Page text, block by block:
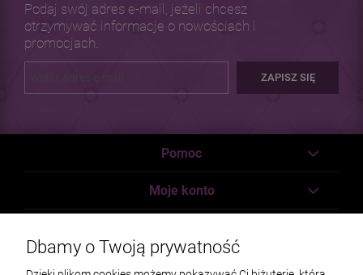
Podaj swój adres e-mail, jeżeli chcesz
otrzymywać informacje o nowościach i
promocjach.
ZAPISZ SIĘ
Pomoc
Moje konto
Dbamy o Twoją prywatność